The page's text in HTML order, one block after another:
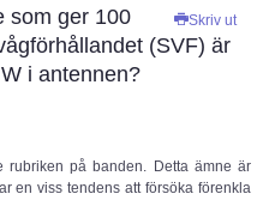
Skriv ut
som ger 100
(SVF) är
i antennen?
rubriken på banden. Detta ämne är
en viss tendens att försöka förenkla